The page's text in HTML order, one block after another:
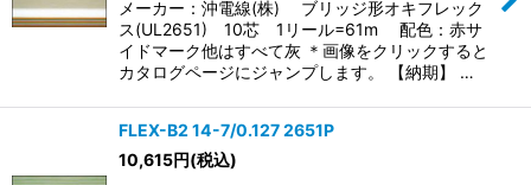
メーカー：沖電線(株) ブリッジ形オキフレック
ス(UL2651) 10芯 1リール=61m 配色：赤サ
イドマーク他はすべて灰 ＊画像をクリックすると
カタログページにジャンプします。 【納期】 …
FLEX-B2 14-7/0.127 2651P
10,615円(税込)